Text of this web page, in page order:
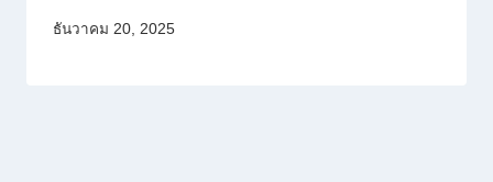
ธันวาคม 20, 2025